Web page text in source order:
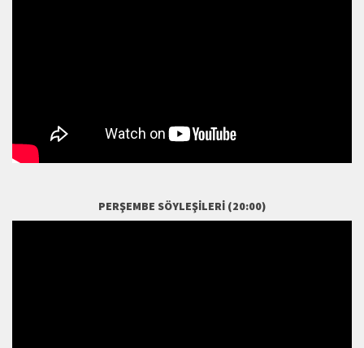
PERŞEMBE SÖYLEŞILERI (20:00)